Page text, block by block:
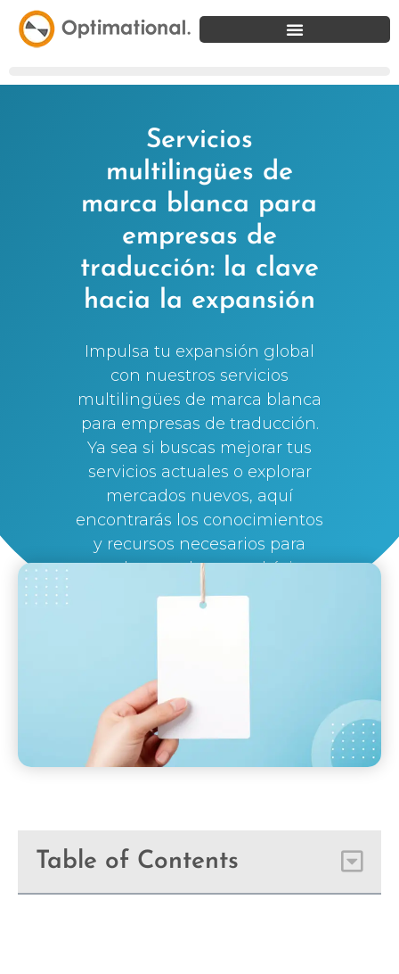
Servicios
multilingües de
marca blanca para
empresas de
traducción: la clave
hacia la expansión
Impulsa tu expansión global
con nuestros servicios
multilingües de marca blanca
para empresas de traducción.
Ya sea si buscas mejorar tus
servicios actuales o explorar
mercados nuevos, aquí
encontrarás los conocimientos
y recursos necesarios para
ayudarte a alcanzar el éxito.
Silvi Nunez
Table of Contents